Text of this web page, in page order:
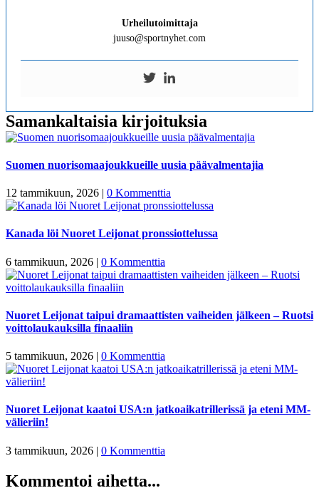
Urheilutoimittaja
juuso@sportnyhet.com
Samankaltaisia kirjoituksia
Suomen nuorisomaajoukkueille uusia päävalmentajia
12 tammikuun, 2026 | 0 Kommenttia
Kanada löi Nuoret Leijonat pronssiottelussa
6 tammikuun, 2026 | 0 Kommenttia
Nuoret Leijonat taipui dramaattisten vaiheiden jälkeen – Ruotsi
voittolaukauksilla finaaliin
5 tammikuun, 2026 | 0 Kommenttia
Nuoret Leijonat kaatoi USA:n jatkoaikatrillerissä ja eteni MM-
välieriin!
3 tammikuun, 2026 | 0 Kommenttia
Kommentoi aihetta...